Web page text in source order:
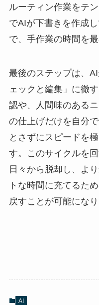
ルーティン作業をテ
でAIが下書きを作成
で、手作業の時間を
最後のステップは、
ェックと編集」に徹
認や、人間味のある
の仕上げだけを自分
とさずにスピードを
す。このサイクルを
日々から脱却し、よ
トな時間に充てるた
戻すことが可能になり
AI